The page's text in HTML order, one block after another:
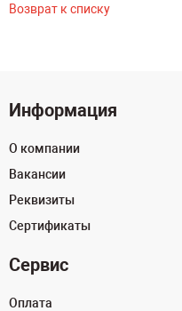
Возврат к списку
Информация
О компании
Вакансии
Реквизиты
Сертификаты
Сервис
Оплата